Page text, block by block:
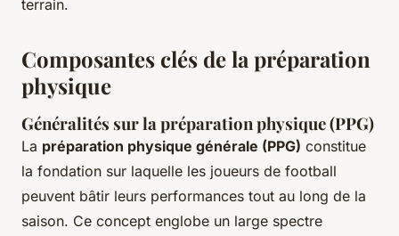
terrain.
Composantes clés de la préparation
physique
Généralités sur la préparation physique (PPG)
La préparation physique générale (PPG) constitue
la fondation sur laquelle les joueurs de football
peuvent bâtir leurs performances tout au long de la
saison. Ce concept englobe un large spectre